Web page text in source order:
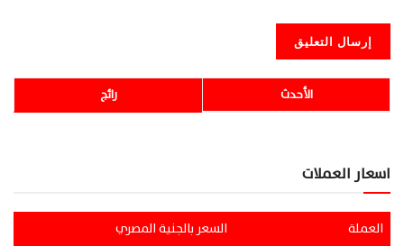
رائج الأحدث
اسعار العملات
العملة
السعر بالجنية المصري